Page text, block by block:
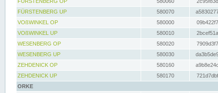
FÜRSTENBERG UP
580070
VOßWINKEL OP
580000
VOßWINKEL UP
580010
WESENBERG OP
580020
WESENBERG UP
580030
ZEHDENICK OP
580160
ZEHDENICK UP
580170
ORKE